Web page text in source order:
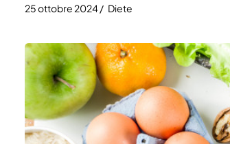
25 ottobre 2024 / Diete